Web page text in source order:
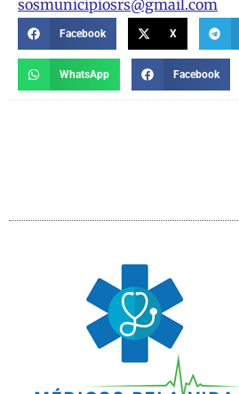
sosmunicipiosrs@gmail.com
Facebook X
WhatsApp Facebook